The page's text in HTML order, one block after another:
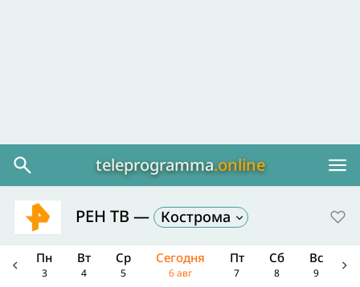
teleprogramma.online
РЕН ТВ — Кострома
Пн
3
Вт
4
Ср
5
Сегодня
6 авг
Пт
7
Сб
8
Вс
9